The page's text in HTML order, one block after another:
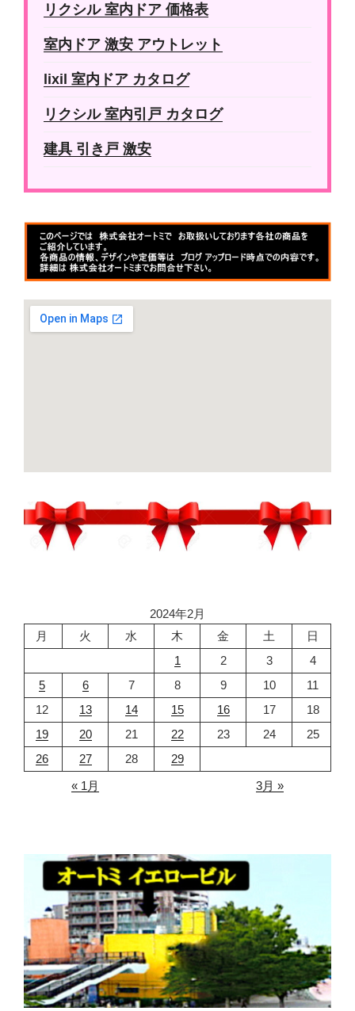
リクシル 室内ドア 価格表
室内ドア 激安 アウトレット
lixil 室内ドア カタログ
リクシル 室内引戸 カタログ
建具 引き戸 激安
2024年2月
月
火 水 木 金 土
日
1
2 3
4
5
6 7 8 9 10
11
12
13 14 15 16 17
18
19
20 21 22 23 24
25
26
27 28
29
« 1月
3月 »